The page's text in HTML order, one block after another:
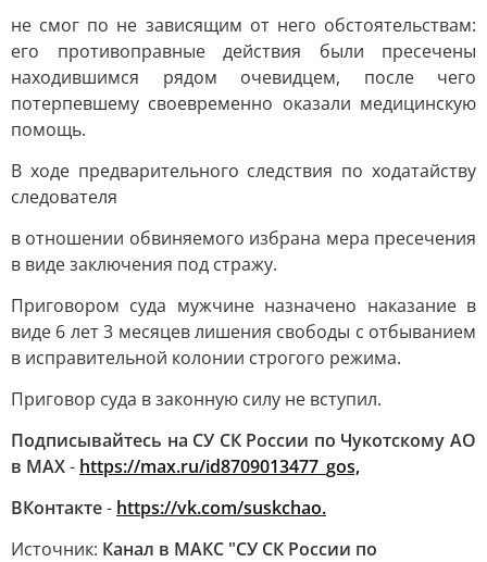
не смог по не зависящим от него обстоятельствам:
его противоправные действия были пресечены
находившимся рядом очевидцем, после чего
потерпевшему своевременно оказали медицинскую
помощь.
В ходе предварительного следствия по ходатайству
следователя
в отношении обвиняемого избрана мера пресечения
в виде заключения под стражу.
Приговором суда мужчине назначено наказание в
виде 6 лет 3 месяцев лишения свободы с отбыванием
в исправительной колонии строгого режима.
Приговор суда в законную силу не вступил.
Подписывайтесь на СУ СК России по Чукотскому АО
в МАХ- https://max.ru/id8709013477_gos,
ВКонтакте- https://vk.com/suskchao.
Источник: Канал в МАКС "СУ СК России по